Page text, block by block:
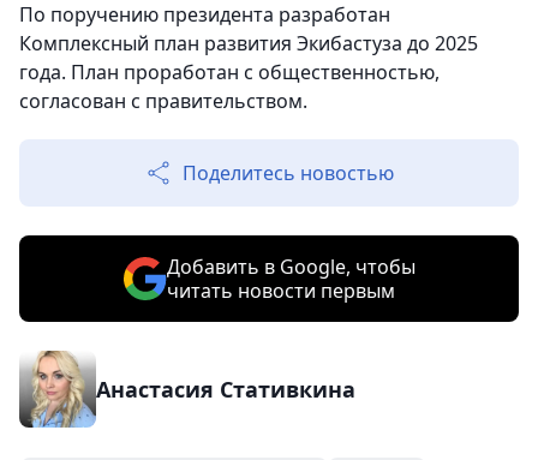
По поручению президента разработан
Комплексный план развития Экибастуза до 2025
года. План проработан с общественностью,
согласован с правительством.
Поделитесь новостью
Добавить в Google, чтобы
читать новости первым
Анастасия Стативкина